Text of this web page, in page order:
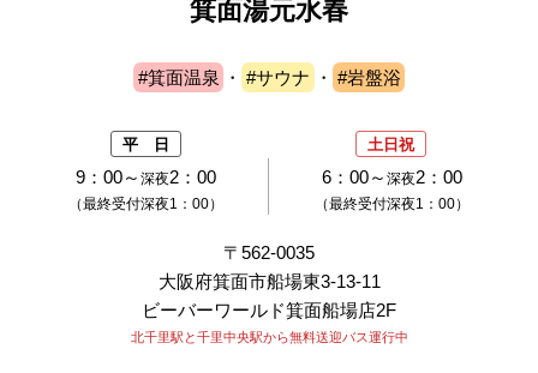
箕面湯元水春
#箕面温泉 ・ #サウナ ・ #岩盤浴
平 日 土日祝
9：00～ 深夜2：00
（最終受付深夜1：00）
6：00～ 深夜2：00
（最終受付深夜1：00）
〒562-0035
大阪府箕面市船場東3-13-11
ビーバーワールド箕面船場店2F
北千里駅と千里中央駅から無料送迎バス運行中